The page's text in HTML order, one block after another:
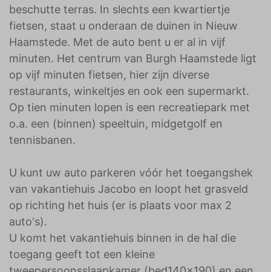
beschutte terras. In slechts een kwartiertje
fietsen, staat u onderaan de duinen in Nieuw
Haamstede. Met de auto bent u er al in vijf
minuten. Het centrum van Burgh Haamstede ligt
op vijf minuten fietsen, hier zijn diverse
restaurants, winkeltjes en ook een supermarkt.
Op tien minuten lopen is een recreatiepark met
o.a. een (binnen) speeltuin, midgetgolf en
tennisbanen.
U kunt uw auto parkeren vóór het toegangshek
van vakantiehuis Jacobo en loopt het grasveld
op richting het huis (er is plaats voor max 2
auto's).
U komt het vakantiehuis binnen in de hal die
toegang geeft tot een kleine